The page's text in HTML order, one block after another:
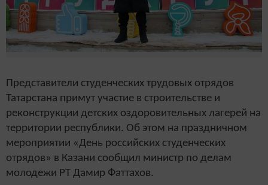
Представители студенческих трудовых отрядов
Татарстана примут участие в строительстве и
реконструкции детских оздоровительных лагерей на
территории республики. Об этом на праздничном
мероприятии «День российских студенческих
отрядов» в Казани сообщил министр по делам
молодежи РТ Дамир Фаттахов.